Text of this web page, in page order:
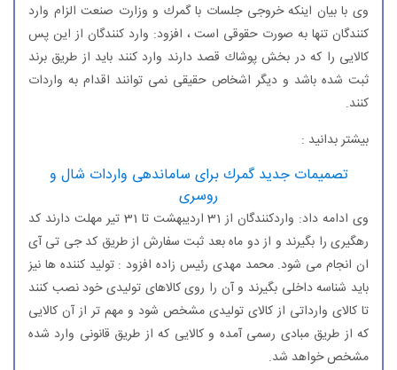
وی با بیان اینكه خروجی جلسات با گمرك و وزارت صنعت الزام وارد
كنندگان تنها به صورت حقوقی است ، افزود: وارد كنندگان از این پس
كالایی را كه در بخش پوشاك قصد دارند وارد كنند باید از طریق برند
ثبت شده باشد و دیگر اشخاص حقیقی نمی توانند اقدام به واردات
كنند.
بیشتر بدانید :
تصمیمات جدید گمرك برای ساماندهی واردات شال و
روسری
وی ادامه داد: واردكنندگان از 31 اردیبهشت تا 31 تیر مهلت دارند كد
رهگیری را بگیرند و از دو ماه بعد ثبت سفارش از طریق كد جی تی آی
ان انجام می شود. محمد مهدی رئیس زاده افزود : تولید كننده ها نیز
باید شناسه داخلی بگیرند و آن را روی كالاهای تولیدی خود نصب كنند
تا كالای وارداتی از كالای تولیدی مشخص شود و مهم تر از آن كالایی
كه از طریق مبادی رسمی آمده و كالایی كه از طریق قانونی وارد شده
مشخص خواهد شد.